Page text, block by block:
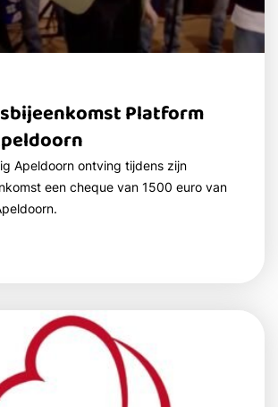
Platform
Apeldoorn ontving tijdens zijn
een cheque van 1500 euro van